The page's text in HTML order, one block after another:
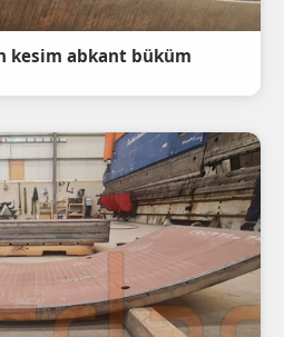
kesim abkant büküm